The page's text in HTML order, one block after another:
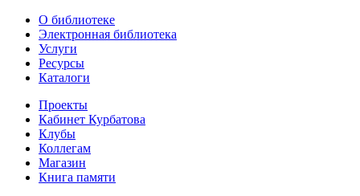
О библиотеке
Электронная библиотека
Услуги
Ресурсы
Каталоги
Проекты
Кабинет Курбатова
Клубы
Коллегам
Магазин
Книга памяти